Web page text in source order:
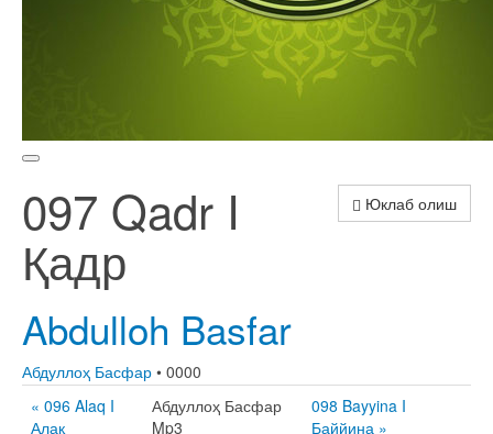
Юклаб олиш
097 Qadr I
Қадр
Abdulloh Basfar
Абдуллоҳ Басфар • 0000
« 096 Alaq I
Алақ
Абдуллоҳ Басфар
Mp3
098 Bayyina I
Баййина »